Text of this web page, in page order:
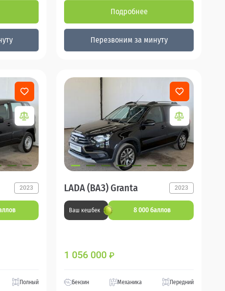
Подробнее
Перезвоним за минуту
2023
Полный
LADA (ВАЗ) Granta 2023
Ваш кешбек 8 000 баллов
1 056 000 ₽
Бензин Механика Передний